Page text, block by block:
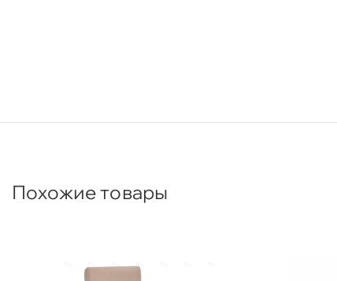
Похожие товары